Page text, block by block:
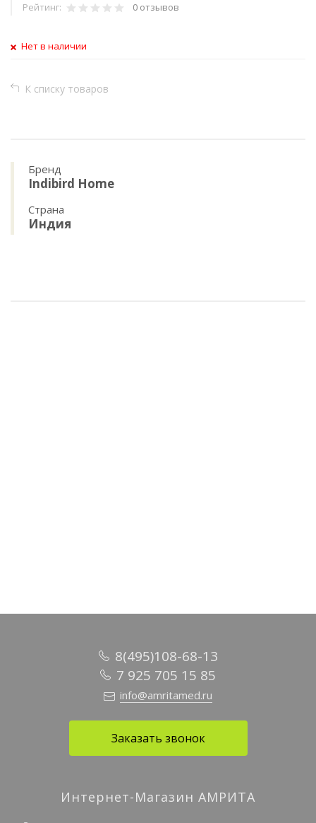
Рейтинг: 0 отзывов
Нет в наличии
К списку товаров
Бренд
Indibird Home
Страна
Индия
8(495)108-68-13
7 925 705 15 85
info@amritamed.ru
Заказать звонок
Интернет-Магазин АМРИТА